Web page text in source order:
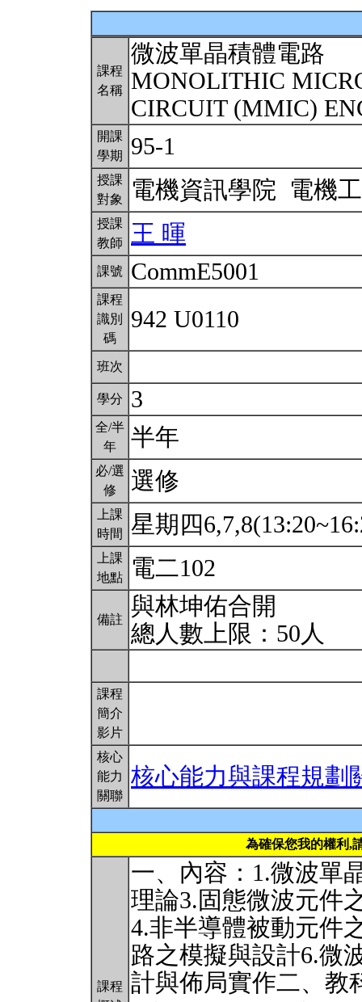
課程
名稱
微波單晶積體電路
MONOLITHIC
CIRCUIT (MMIC)
開課
學期
95-1
授課
對象
電機資訊學院 電機
授課
教師
王 暉
課號 CommE5001
課程
識別
碼
942 U0110
班次
學分 3
全/半
年
半年
必/選
修
選修
上課
時間
星期四
上課
地點
電二102
備註
與林坤佑合開
總人數上限：50人
課程
簡介
影片
核心
能力
關聯
核心能力與課程規劃
為確保您我的權利,
課程
一、內容：1.微波單
理論3.固態微波元件
4.非半導體被動元件
路之模擬與設計6.微
計與佈局實作二、教